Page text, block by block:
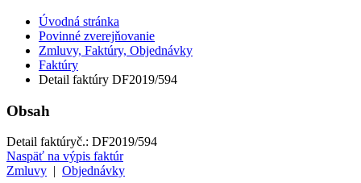
Úvodná stránka
Povinné zverejňovanie
Zmluvy, Faktúry, Objednávky
Faktúry
Detail faktúry DF2019/594
Obsah
Detail faktúryč.: DF2019/594
Naspäť na výpis faktúr
Zmluvy
Objednávky